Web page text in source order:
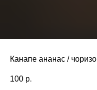
Канапе ананас / чоризо
100 р.